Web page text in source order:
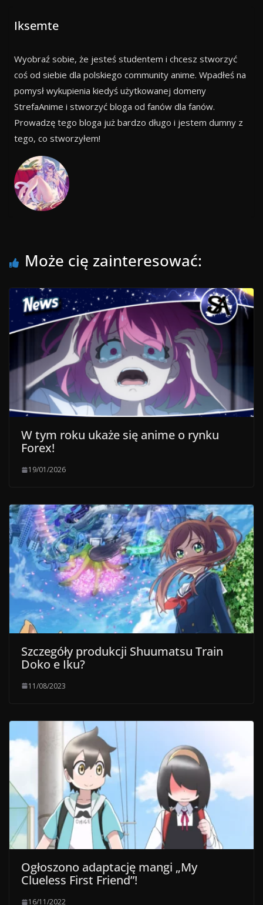
Iksemte
Wyobraź sobie, że jesteś studentem i chcesz stworzyć
coś od siebie dla polskiego community anime. Wpadłeś na
pomysł wykupienia kiedyś użytkowanej domeny
StrefaAnime i stworzyć bloga od fanów dla fanów.
Prowadzę tego bloga już bardzo długo i jestem dumny z
tego, co stworzyłem!
Może cię zainteresować:
W tym roku ukaże się anime o rynku
Forex!
19/01/2026
Szczegóły produkcji Shuumatsu Train
Doko e Iku?
11/08/2023
Ogłoszono adaptację mangi „My
Clueless First Friend”!
16/11/2022